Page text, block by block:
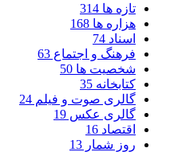
تازه ها 314
هزاره ها 168
اسناد 74
فرهنگ و اجتماع 63
شخصیت ها 50
کتابخانه 35
گالری صوت و فیلم 24
گالری عکس 19
اقتصاد 16
روز شمار 13